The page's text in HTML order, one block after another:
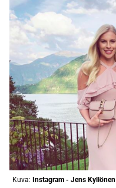
Kuva: Instagram - Jens Kyllönen